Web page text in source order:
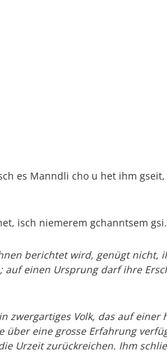
es Manndli cho u het ihm gseit,
isch niemerem gchanntsem gsi.
berichtet wird, genügt nicht,
auf einen Ursprung darf ihre
zwergartiges Volk, das auf einer
eine grosse Erfahrung
Urzeit zurückreichen. Ihm